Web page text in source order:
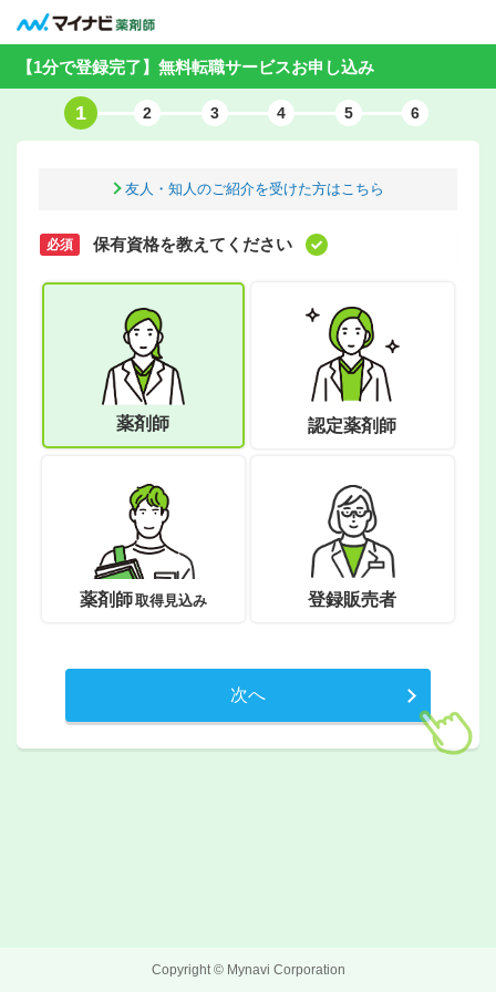
【1分で登録完了】無料転職サービスお申し込み
1 2 3 4 5 6
友人・知人のご紹介を受けた方はこちら
必須 保有資格を教えてください
薬剤師 認定薬剤師
薬剤師取得見込み 登録販売者
次へ
Copyright © Mynavi Corporation